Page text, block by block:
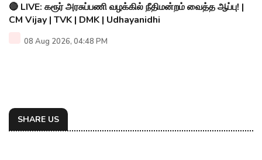
🔴 LIVE: கரூர் அரசுப்பணி வழக்கில் நீதிமன்றம் வைத்த ஆப்பு! |
CM Vijay | TVK | DMK | Udhayanidhi
08 Aug 2026, 04:48 PM
SHARE US